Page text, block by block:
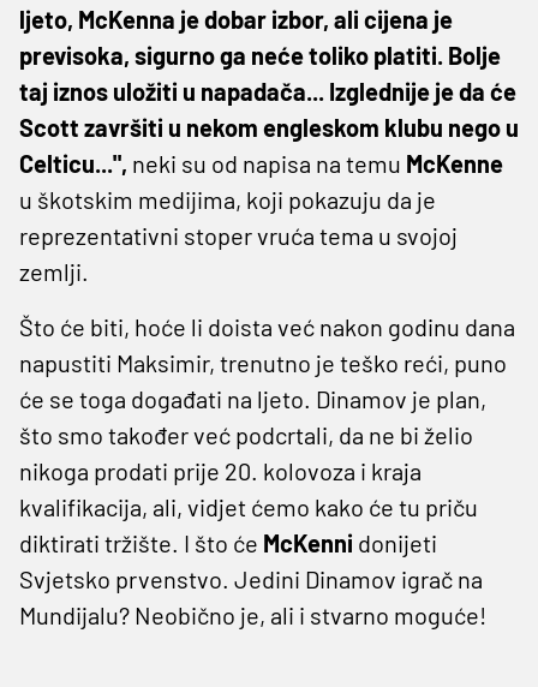
ljeto, McKenna je dobar izbor, ali cijena je
previsoka, sigurno ga neće toliko platiti. Bolje
taj iznos uložiti u napadača... Izglednije je da će
Scott završiti u nekom engleskom klubu nego u
Celticu...", neki su od napisa na temu McKenne
u škotskim medijima, koji pokazuju da je
reprezentativni stoper vruća tema u svojoj
zemlji.
Što će biti, hoće li doista već nakon godinu dana
napustiti Maksimir, trenutno je teško reći, puno
će se toga događati na ljeto. Dinamov je plan,
što smo također već podcrtali, da ne bi želio
nikoga prodati prije 20. kolovoza i kraja
kvalifikacija, ali, vidjet ćemo kako će tu priču
diktirati tržište. I što će McKenni donijeti
Svjetsko prvenstvo. Jedini Dinamov igrač na
Mundijalu? Neobično je, ali i stvarno moguće!